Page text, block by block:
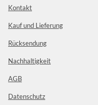
Kontakt
Kauf und Lieferung
Rücksendung
Nachhaltigkeit
AGB
Datenschutz